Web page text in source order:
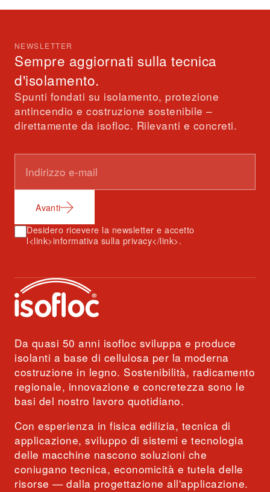
NEWSLETTER
Sempre aggiornati sulla tecnica
d'isolamento.
Spunti fondati su isolamento, protezione
antincendio e costruzione sostenibile –
direttamente da isofloc. Rilevanti e concreti.
Avanti
Desidero ricevere la newsletter e accetto
l<link>informativa sulla privacy</link>.
Da quasi 50 anni isofloc sviluppa e produce
isolanti a base di cellulosa per la moderna
costruzione in legno. Sostenibilità, radicamento
regionale, innovazione e concretezza sono le
basi del nostro lavoro quotidiano.
Con esperienza in fisica edilizia, tecnica di
applicazione, sviluppo di sistemi e tecnologia
delle macchine nascono soluzioni che
coniugano tecnica, economicità e tutela delle
risorse — dalla progettazione all'applicazione.